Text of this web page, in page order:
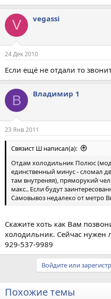
V vegassi
24 Дек 2010
Если ещё не отдали то
В Владимир 1
23 Янв 2011
Связист Ш написал(а):
Отдам холодильник Полюс
единственный минус - сломал
там внутреняя), пряморукий
макс.. Если будут
Самовывоз недалеко от метро
Скажите хоть как Вам
холодильник. Сейчас
929-537-9989
Войдите или
Похожие темы